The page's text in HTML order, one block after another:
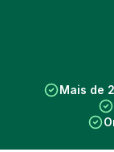
Mais de